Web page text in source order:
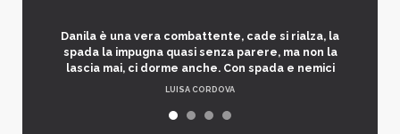
Danila è una vera combattente, cade si rialza, la
spada la impugna quasi senza parere, ma non la
lascia mai, ci dorme anche. Con spada e nemici
LUISA CORDOVA